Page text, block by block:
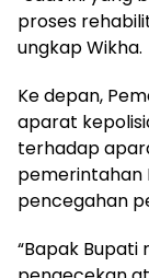
proses
ungkap Wikha.
Ke depan,
aparat
terhadap
pemerintahan
pencegahan
“Bapak Bupati